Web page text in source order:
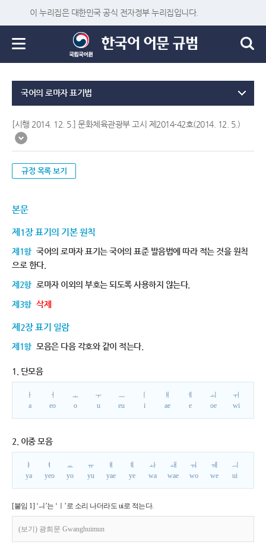
이 누리집은 대한민국 공식 전자정부 누리집입니다.
국어의 로마자 표기법
[시행 2014. 12. 5.] 문화체육관광부 고시 제2014-42호(2014. 12. 5.)
규정 목록 보기
본문
제1장 표기의 기본 원칙
제1항 국어의 로마자 표기는 국어의 표준 발음법에 따라 적는 것을 원칙
으로 한다.
제2항 로마자 이외의 부호는 되도록 사용하지 않는다.
제3항 삭제
제2장 표기 일람
제1항 모음은 다음 각호와 같이 적는다.
1. 단모음
ㅏ
a
ㅓ
eo
ㅗ
o
ㅜ
u
ㅡ
eu
i
ㅐ
ae
ㅔ
e
ㅚ
oe
ㅟ
wi
2. 이중 모음
ㅑ
ya
ㅕ
yeo
ㅛ
yo
ㅠ
yu
ㅒ
yae
ㅖ
ye
ㅘ
wa
ㅙ
wae
ㅝ
wo
ㅞ
we
ㅢ
ui
[붙임 1] ‘ㅢ’는 ‘ㅣ’로 소리 나더라도 ui로 적는다.
(보기) 광희문 Gwanghuimun